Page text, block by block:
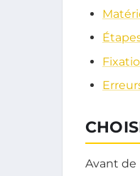
Avant de